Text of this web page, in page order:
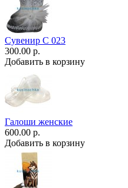
Сувенир С 023
300.00 р.
Добавить в корзину
Галоши женские
600.00 р.
Добавить в корзину